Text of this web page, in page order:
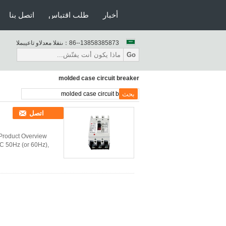
اتصل بنا طلب اقتباس أخبار
المبيعات والدعم الفنى： 86--13858385873
Go
molded case circuit breaker
اتصل
Overview
50Hz (or 60Hz),